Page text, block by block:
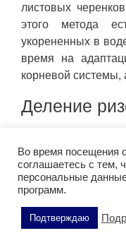
листовых
этого метода
укорененных в
время на
корневой системы,
Деление
корневищ
ранней весной,
середины марта.
сразу несколько
горшка.
Во время посещения
соглашаетесь с тем,
персональные
программ.
Подтверждаю